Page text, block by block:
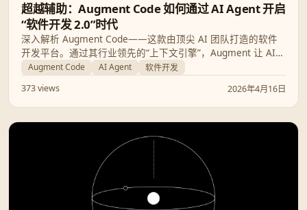
超越辅助：Augment Code 如何通过 AI Agent 开启
“软件开发 2.0”时代
深入解析 Augment Code——这款由顶尖 AI 团队打造的软件
开发平台。通过其行业领先的“上下文引擎”，Augment 让 AI
能够像资深工程师一样理解整个代码库，从而在开发效率、代
Augment Code AI Agent
软件开发
373 views
2026年4月16日